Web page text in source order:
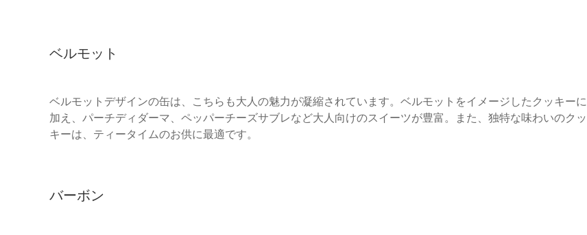
ベルモット
ベルモットデザインの缶は、こちらも大人の魅力が凝縮されています。ベルモットをイメージしたクッキーに
加え、パーチディダーマ、ペッパーチーズサブレなど大人向けのスイーツが豊富。また、独特な味わいのクッ
キーは、ティータイムのお供に最適です。
バーボン